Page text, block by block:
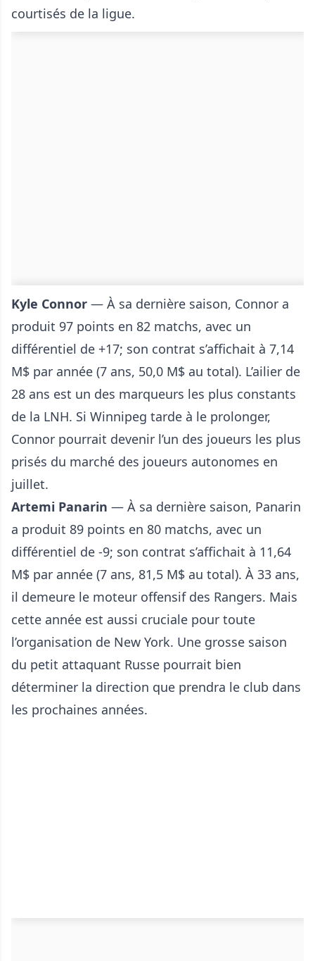
courtisés de la ligue.
Kyle Connor — À sa dernière saison, Connor a
produit 97 points en 82 matchs, avec un
différentiel de +17; son contrat s’affichait à 7,14
M$ par année (7 ans, 50,0 M$ au total). L’ailier de
28 ans est un des marqueurs les plus constants
de la LNH. Si Winnipeg tarde à le prolonger,
Connor pourrait devenir l’un des joueurs les plus
prisés du marché des joueurs autonomes en
juillet.
Artemi Panarin — À sa dernière saison, Panarin
a produit 89 points en 80 matchs, avec un
différentiel de -9; son contrat s’affichait à 11,64
M$ par année (7 ans, 81,5 M$ au total). À 33 ans,
il demeure le moteur offensif des Rangers. Mais
cette année est aussi cruciale pour toute
l’organisation de New York. Une grosse saison
du petit attaquant Russe pourrait bien
déterminer la direction que prendra le club dans
les prochaines années.